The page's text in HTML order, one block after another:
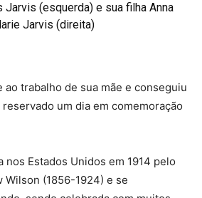
Jarvis (esquerda) e sua filha Anna
Jarvis (direita)
ao trabalho de sua mãe e conseguiu
um dia em comemoração
nos Estados Unidos em 1914 pelo
Wilson (1856-1924) e se